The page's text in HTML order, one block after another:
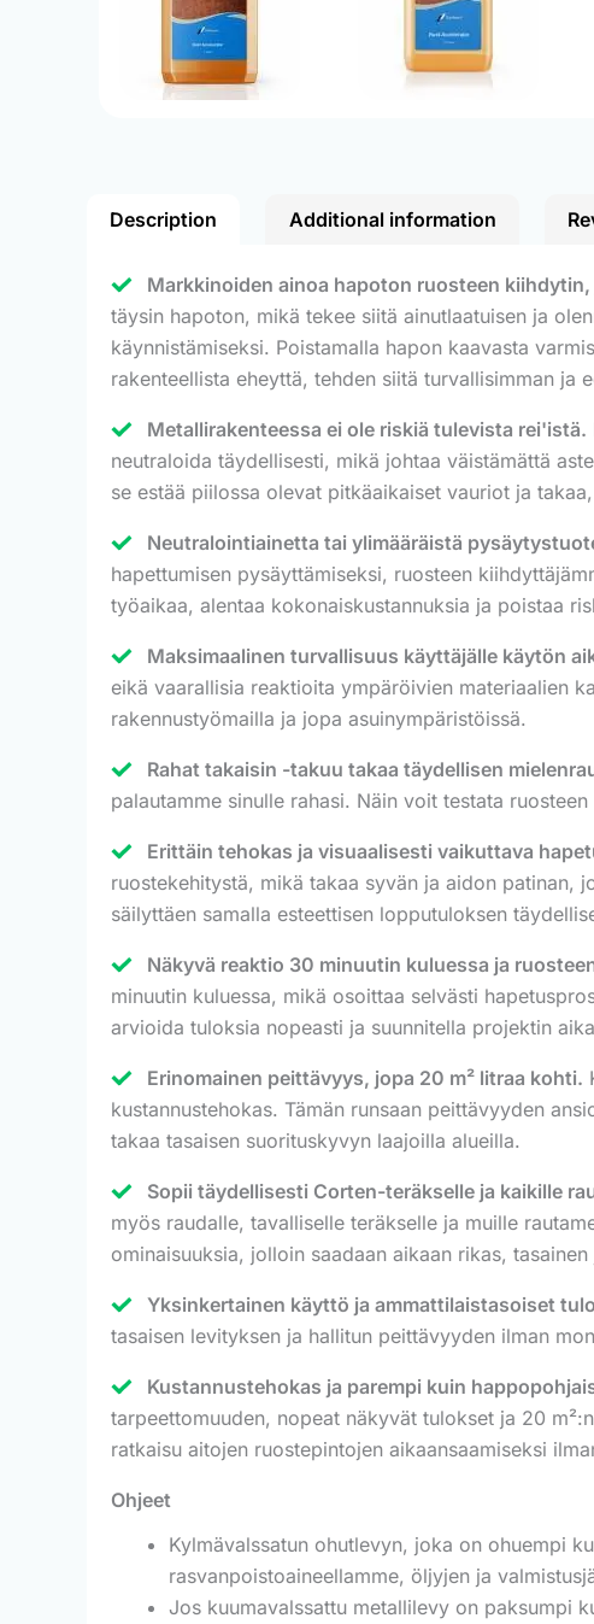
Description Additional information
Markkinoiden ainoa hapoton ruosteen
täysin hapoton, mikä tekee siitä ainutlaatuisen ja
käynnistämiseksi. Poistamalla hapon kaavasta
rakenteellista eheyttä, tehden siitä turvallisimman ja
Metallirakenteessa ei ole riskiä tulevista rei'istä.
neutraloida täydellisesti, mikä johtaa väistämättä
se estää piilossa olevat pitkäaikaiset vauriot ja
Neutralointiainetta tai ylimääräistä
hapettumisen pysäyttämiseksi, ruosteen
työaikaa, alentaa kokonaiskustannuksia ja poistaa
Maksimaalinen turvallisuus käyttäjälle käytön
eikä vaarallisia reaktioita ympäröivien materiaalien
rakennustyömailla ja jopa asuinympäristöissä.
Rahat takaisin -takuu takaa täydellisen
palautamme sinulle rahasi. Näin voit testata
Erittäin tehokas ja visuaalisesti vaikuttava
ruostekehitystä, mikä takaa syvän ja aidon patinan,
säilyttäen samalla esteettisen lopputuloksen
Näkyvä reaktio 30 minuutin kuluessa ja
minuutin kuluessa, mikä osoittaa selvästi
arvioida tuloksia nopeasti ja suunnitella projektin
Erinomainen peittävyys, jopa 20 m² litraa kohti.
kustannustehokas. Tämän runsaan peittävyyden
takaa tasaisen suorituskyvyn laajoilla alueilla.
Sopii täydellisesti Corten-teräkselle ja kaikille
myös raudalle, tavalliselle teräkselle ja muille
ominaisuuksia, jolloin saadaan aikaan rikas,
Yksinkertainen käyttö ja ammattilaistasoiset
tasaisen levityksen ja hallitun peittävyyden ilman
Kustannustehokas ja parempi kuin
tarpeettomuuden, nopeat näkyvät tulokset ja 20
ratkaisu aitojen ruostepintojen aikaansaamiseksi
Ohjeet
Kylmävalssatun ohutlevyn, joka on ohuempi
rasvanpoistoaineellamme, öljyjen ja
Jos kuumavalssattu metallilevy on paksumpi